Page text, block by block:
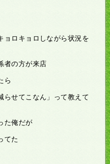
ョロキョロしながら状況を
者の方が来店
ら
らせてこなん」って教えて
た俺だが
てた